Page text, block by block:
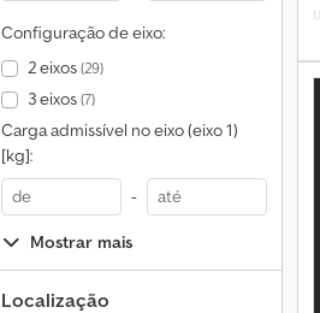
Configuração de eixo:
2 eixos(29)
3 eixos(7)
Carga admissível no eixo (eixo 1)
[kg]:
-
Mostrar mais
Localização